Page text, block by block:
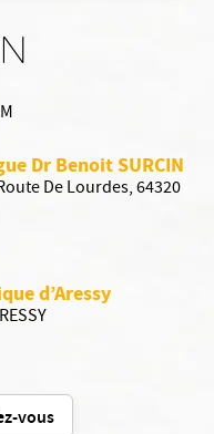
Dr Benoit SURCIN
De Lourdes, 64320
d’Aressy
vous